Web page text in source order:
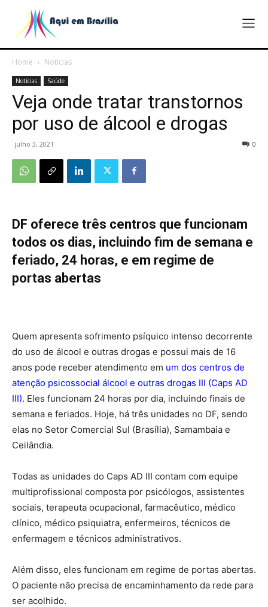
Home Notícias
Notícias Saúde
Veja onde tratar transtornos
por uso de álcool e drogas
julho 3, 2021 0
DF oferece três centros que funcionam
todos os dias, incluindo fim de semana e
feriado, 24 horas, e em regime de
portas abertas
Quem apresenta sofrimento psíquico intenso decorrente
do uso de álcool e outras drogas e possui mais de 16
anos pode receber atendimento em um dos centros de
atenção psicossocial álcool e outras drogas III (Caps AD
III). Eles funcionam 24 horas por dia, incluindo finais de
semana e feriados. Hoje, há três unidades no DF, sendo
elas no Setor Comercial Sul (Brasília), Samambaia e
Ceilândia.
Todas as unidades do Caps AD III contam com equipe
multiprofissional composta por psicólogos, assistentes
sociais, terapeuta ocupacional, farmacêutico, médico
clínico, médico psiquiatra, enfermeiros, técnicos de
enfermagem e técnicos administrativos.
Além disso, eles funcionam em regime de portas abertas.
O paciente não precisa de encaminhamento da rede para
ser acolhido.